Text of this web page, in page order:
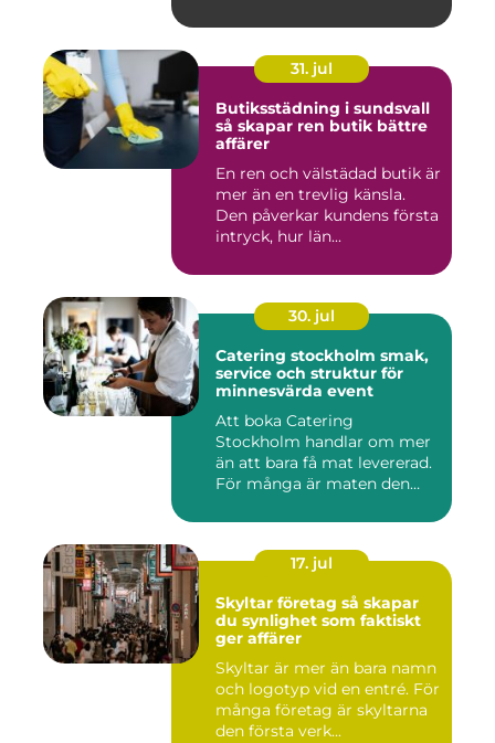
31. jul
Butiksstädning i sundsvall
så skapar ren butik bättre
affärer
En ren och välstädad butik är
mer än en trevlig känsla.
Den påverkar kundens första
intryck, hur län...
30. jul
Catering stockholm smak,
service och struktur för
minnesvärda event
Att boka Catering
Stockholm handlar om mer
än att bara få mat levererad.
För många är maten den
17. jul
Skyltar företag så skapar
du synlighet som faktiskt
ger affärer
Skyltar är mer än bara namn
och logotyp vid en entré. För
många företag är skyltarna
den första verk...